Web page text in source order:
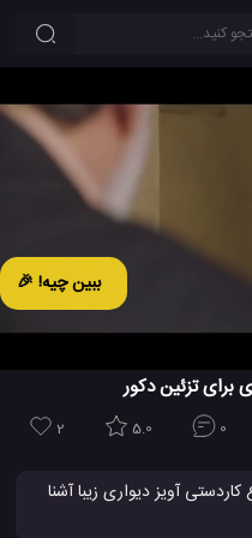
ببین چیه! 🎉
2 5.0 0
آویز دیواری زیبا آشنا
و ساده این گونه کاردستی های